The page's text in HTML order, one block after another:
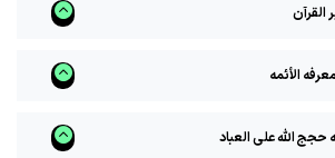
القرآن
الأئمه
حجج الله على العباد